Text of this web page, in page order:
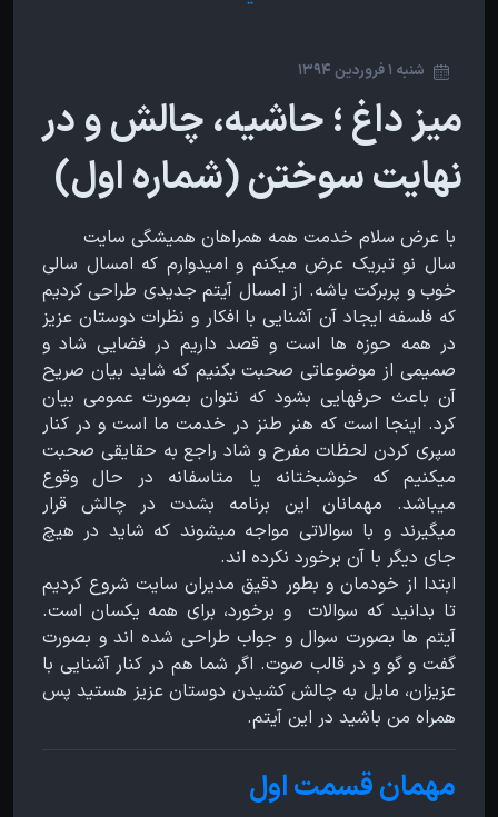
شنبه 1 فروردین 1394
میز داغ ؛ حاشیه، چالش و در
نهایت سوختن (شماره اول)
با عرض سلام خدمت همه همراهان همیشگی سایت
سال نو تبریک عرض میکنم و امیدوارم که امسال سالی
خوب و پربرکت باشه. از امسال آیتم جدیدی طراحی کردیم
که فلسفه ایجاد آن آشنایی با افکار و نظرات دوستان عزیز
در همه حوزه ها است و قصد داریم در فضایی شاد و
صمیمی از موضوعاتی صحبت بکنیم که شاید بیان صریح
آن باعث حرفهایی بشود که نتوان بصورت عمومی بیان
کرد. اینجا است که هنر طنز در خدمت ما است و در کنار
سپری کردن لحظات مفرح و شاد راجع به حقایقی صحبت
میکنیم که خوشبختانه یا متاسفانه در حال وقوع
میباشد. مهمانان این برنامه بشدت در چالش قرار
میگیرند و با سوالاتی مواجه میشوند که شاید در هیچ
جای دیگر با آن برخورد نکرده اند.
ابتدا از خودمان و بطور دقیق مدیران سایت شروع کردیم
تا بدانید که سوالات و برخورد، برای همه یکسان است.
آیتم ها بصورت سوال و جواب طراحی شده اند و بصورت
گفت و گو و در قالب صوت. اگر شما هم در کنار آشنایی با
عزیزان، مایل به چالش کشیدن دوستان عزیز هستید پس
همراه من باشید در این آیتم.
مهمان قسمت اول